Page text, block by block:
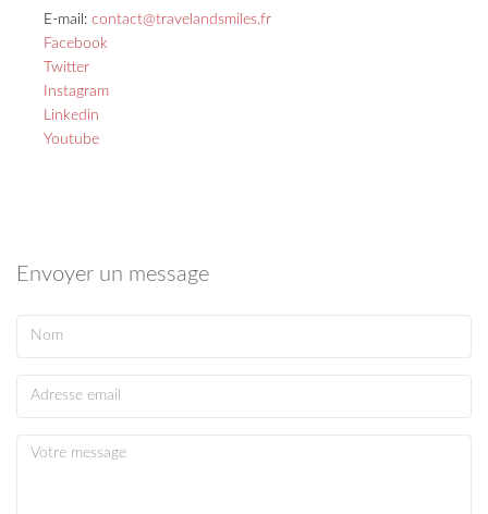
E-mail: contact@travelandsmiles.fr
Facebook
Twitter
Instagram
Linkedin
Youtube
Envoyer un message